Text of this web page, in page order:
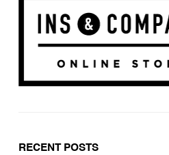
RECENT POSTS